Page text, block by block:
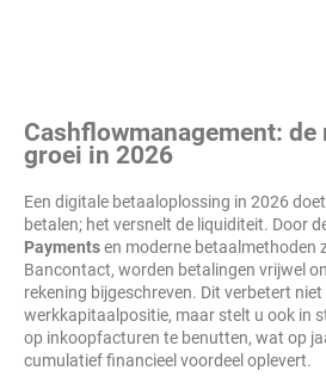
Cashflowmanagement: de
groei in 2026
Een digitale betaaloplossing in 2026
betalen; het versnelt de liquiditeit. Door
Paymentsen moderne betaalmethoden
Bancontact, worden betalingen vrijwel
rekening bijgeschreven. Dit verbetert niet
werkkapitaalpositie, maar stelt u ook in
op inkoopfacturen te benutten, wat op
cumulatief financieel voordeel oplevert.